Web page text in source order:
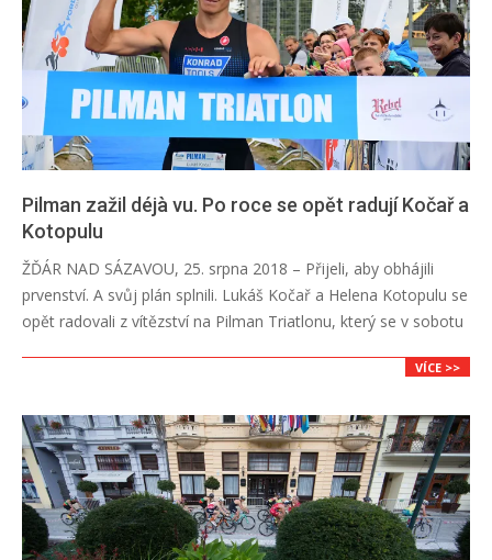
Pilman zažil déjà vu. Po roce se opět radují Kočař a
Kotopulu
2018-
26
ŽĎÁR NAD SÁZAVOU, 25. srpna 2018 – Přijeli, aby obhájili
prvenství. A svůj plán splnili. Lukáš Kočař a Helena Kotopulu se
opět radovali z vítězství na Pilman Triatlonu, který se v sobotu
VÍCE >>